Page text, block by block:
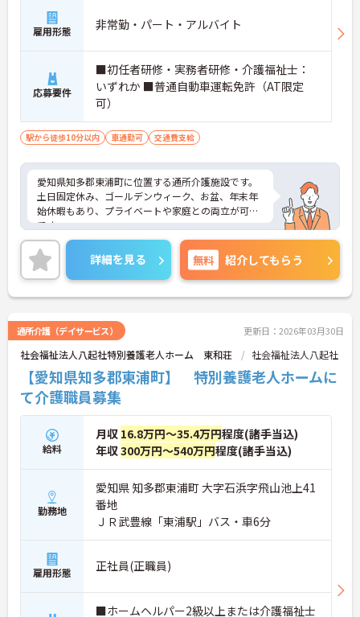
雇用形態 非常勤・パート・アルバイト
応募要件
■初任者研修・実務者研修・介護福祉士：
いずれか ■普通自動車運転免許（AT限定
可）
駅から徒歩10分以内 車通勤可 交通費支給
愛知県知多郡東浦町に位置する通所介護施設です。
土日固定休み、ゴールデンウィーク、お盆、年末年
始休暇もあり、プライベートや家庭との両立が可能
です。
ご興味のある方は、マイナビ介護職までお問い合わ
せください。詳細を見る 無料 紹介してもらう
通所介護（デイサービス） 更新日：2026年03月30日
社会福祉法人八起社特別養護老人ホーム 東和荘 社会福祉法人八起社
【愛知県知多郡東浦町】 特別養護老人ホームに
て介護職員募集
給料
月収 16.8万円～35.4万円程度(諸手当込)
年収300万円～540万円程度(諸手当込)
勤務地
愛知県 知多郡東浦町 大字石浜字飛山池上41
番地
ＪＲ武豊線「東浦駅」バス・車6分
雇用形態 正社員(正職員)
■ホームヘルパー2級以上または介護福祉士